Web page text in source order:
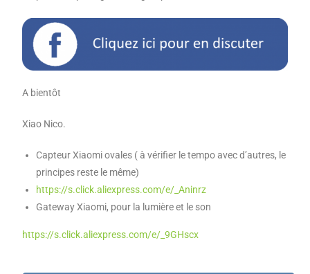
A bientôt
Xiao Nico.
Capteur Xiaomi ovales ( à vérifier le tempo avec d’autres, le
principes reste le même)
https://s.click.aliexpress.com/e/_Aninrz
Gateway Xiaomi, pour la lumière et le son
https://s.click.aliexpress.com/e/_9GHscx